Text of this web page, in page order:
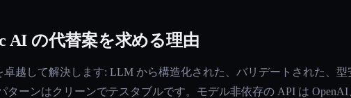
AI の代替案を求める理由
卓越して解決します: LLM から構造化された、バリデートされた、型
ターンはクリーンでテスタブルです。モデル非依存の API は OpenAI